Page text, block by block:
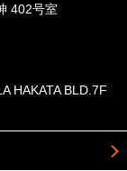
402号室
HAKATA BLD.7F